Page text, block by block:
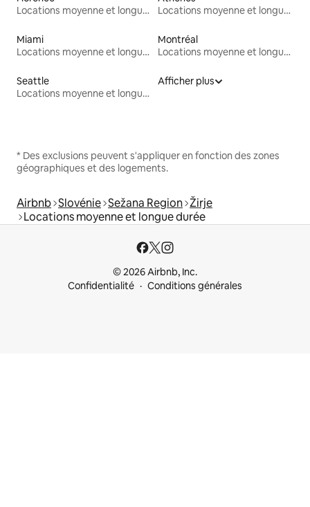
Locations moyenne et longue durée
Locations moyenne et longue durée
Miami
Locations moyenne et longue durée
Montréal
Locations moyenne et longue durée
Seattle
Locations moyenne et longue durée
Afficher plus
* Des exclusions peuvent s'appliquer en fonction des zones
géographiques et des logements.
Airbnb Slovénie Sežana Region Žirje
Locations moyenne et longue durée
© 2026 Airbnb, Inc.
Confidentialité
Conditions générales